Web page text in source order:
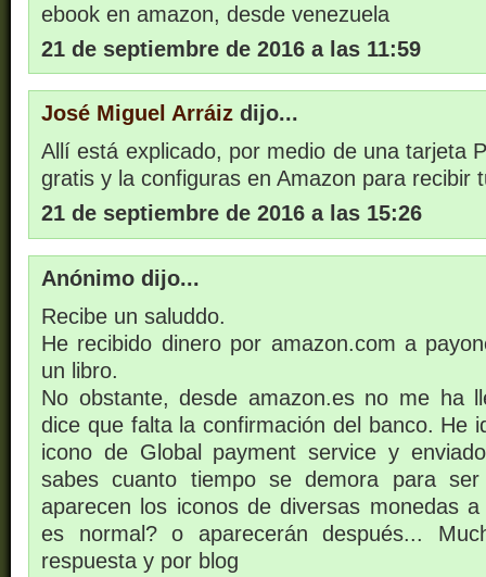
ebook en amazon, desde venezuela
21 de septiembre de 2016 a las 11:59
José Miguel Arráiz dijo...
Allí está explicado, por medio de una tarjeta
gratis y la configuras en Amazon para recibir
21 de septiembre de 2016 a las 15:26
Anónimo dijo...
Recibe un saluddo.
He recibido dinero por amazon.com a
un libro.
No obstante, desde amazon.es no me ha
dice que falta la confirmación del banco. He
icono de Global payment service y
sabes cuanto tiempo se demora para
aparecen los iconos de diversas monedas
es normal? o aparecerán después...
respuesta y por blog